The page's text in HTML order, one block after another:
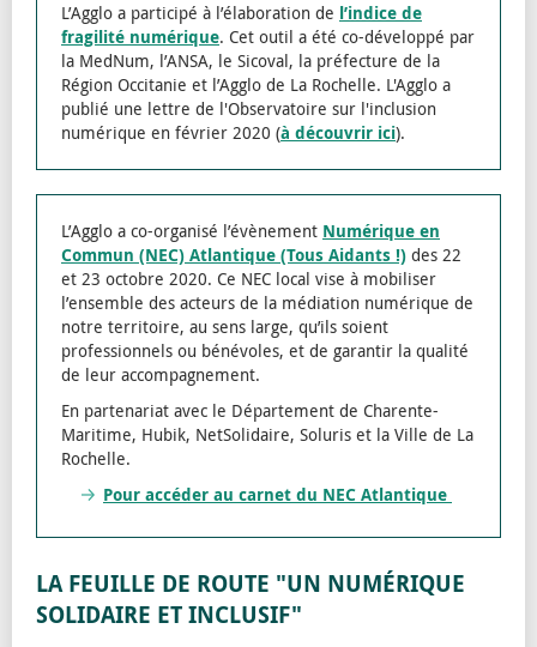
L’Agglo a participé à l’élaboration de l’indice de
fragilité numérique. Cet outil a été co-développé par
la MedNum, l’ANSA, le Sicoval, la préfecture de la
Région Occitanie et l’Agglo de La Rochelle. L'Agglo a
publié une lettre de l'Observatoire sur l'inclusion
numérique en février 2020 (à découvrir ici).
L’Agglo a co-organisé l’évènement Numérique en
Commun (NEC) Atlantique (Tous Aidants !) des 22
et 23 octobre 2020. Ce NEC local vise à mobiliser
l’ensemble des acteurs de la médiation numérique de
notre territoire, au sens large, qu’ils soient
professionnels ou bénévoles, et de garantir la qualité
de leur accompagnement.
En partenariat avec le Département de Charente-
Maritime, Hubik, NetSolidaire, Soluris et la Ville de La
Rochelle.
Pour accéder au carnet du NEC Atlantique
LA FEUILLE DE ROUTE "UN NUMÉRIQUE
SOLIDAIRE ET INCLUSIF"